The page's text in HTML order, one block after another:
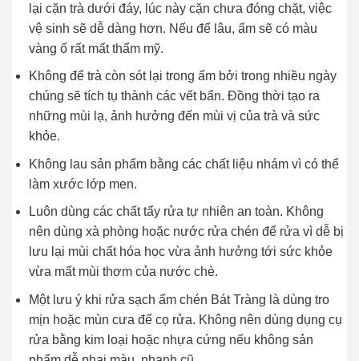
lại cặn trà dưới đáy, lúc này cặn chưa đóng chặt, việc
vệ sinh sẽ dễ dàng hơn. Nếu để lâu, ấm sẽ có màu
vàng ố rất mất thẩm mỹ.
Không để trà còn sót lại trong ấm bởi trong nhiều ngày
chúng sẽ tích tụ thành các vết bẩn. Đồng thời tạo ra
những mùi lạ, ảnh hưởng đến mùi vị của trà và sức
khỏe.
Không lau sản phẩm bằng các chất liệu nhám vì có thể
làm xước lớp men.
Luôn dùng các chất tẩy rửa tự nhiên an toàn. Không
nên dùng xà phòng hoặc nước rửa chén để rửa vì dễ bị
lưu lại mùi chất hóa học vừa ảnh hưởng tới sức khỏe
vừa mất mùi thơm của nước chè.
Một lưu ý khi rửa sạch ấm chén Bát Tràng là dùng tro
mịn hoặc mùn cưa để cọ rửa. Không nên dùng dụng cụ
rửa bằng kim loại hoặc nhựa cứng nếu không sản